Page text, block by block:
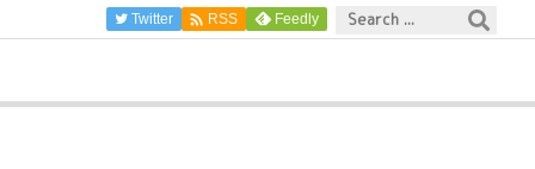
Twitter  RSS Feedly